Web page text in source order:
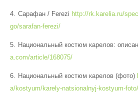
Сарафан / Ferezi http://rk.karelia.ru/
go/sarafan-ferezi/
Национальный костюм карелов:
a.com/article/168075/
Национальный костюм карелов (фото)
a/kostyum/karely-natsionalnyj-kostyum-foto/